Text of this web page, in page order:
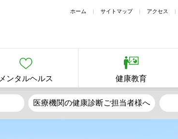
ホーム サイトマップ アクセス
メンタルヘルス 健康教育
医療機関の健康診断ご担当者様へ